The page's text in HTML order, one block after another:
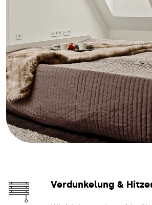
Verdunkelung &